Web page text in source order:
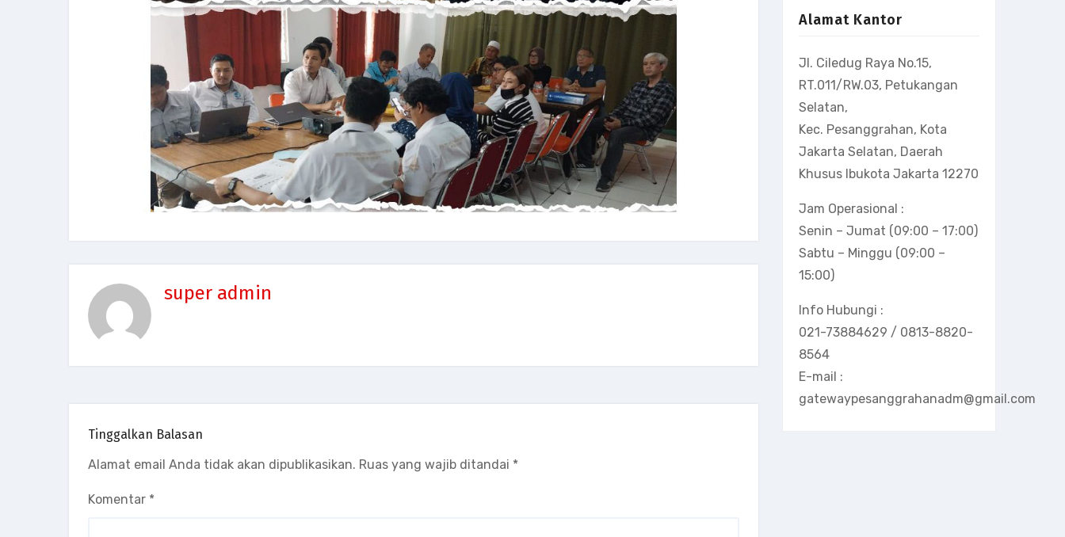
super admin
Tinggalkan Balasan
Alamat email Anda tidak akan dipublikasikan. Ruas yang wajib ditandai *
Komentar *
Alamat Kantor
Jl. Ciledug Raya No.15,
RT.011/RW.03, Petukangan
Selatan,
Kec. Pesanggrahan, Kota
Jakarta Selatan, Daerah
Khusus Ibukota Jakarta 12270
Jam Operasional :
Senin – Jumat (09:00 – 17:00)
Sabtu – Minggu (09:00 –
15:00)
Info Hubungi :
021-73884629 / 0813-8820-
8564
E-mail :
gatewaypesanggrahanadm@gmail.com